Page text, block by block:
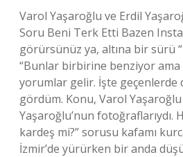
Varol Yaşaroğlu ve Erdil
Soru Beni Terk Etti Bazen
görürsünüz ya, altına bir sürü
“Bunlar birbirine benziyor ama
yorumlar gelir. İşte geçenlerde
gördüm. Konu, Varol
Yaşaroğlu’nun fotoğraflarıydı.
kardeş mi?” sorusu kafamı
İzmir’de yürürken bir anda